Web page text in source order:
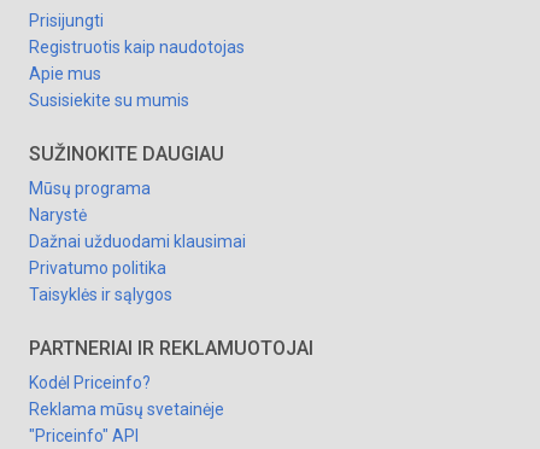
Prisijungti
Registruotis kaip naudotojas
Apie mus
Susisiekite su mumis
SUŽINOKITE DAUGIAU
Mūsų programa
Narystė
Dažnai užduodami klausimai
Privatumo politika
Taisyklės ir sąlygos
PARTNERIAI IR REKLAMUOTOJAI
Kodėl Priceinfo?
Reklama mūsų svetainėje
"Priceinfo" API